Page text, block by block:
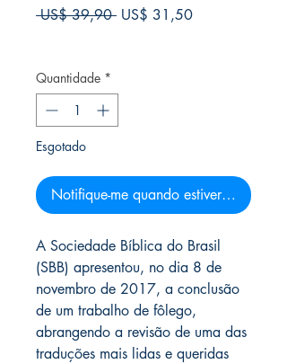
US$ 39,90 Preço
US$ 31,50Preço
Quantidade *
Esgotado
Notifique-me quando estiver disponível
A Sociedade Bíblica do Brasil
(SBB) apresentou, no dia 8 de
novembro de 2017, a conclusão
de um trabalho de fôlego,
abrangendo a revisão de uma das
traduções mais lidas e queridas